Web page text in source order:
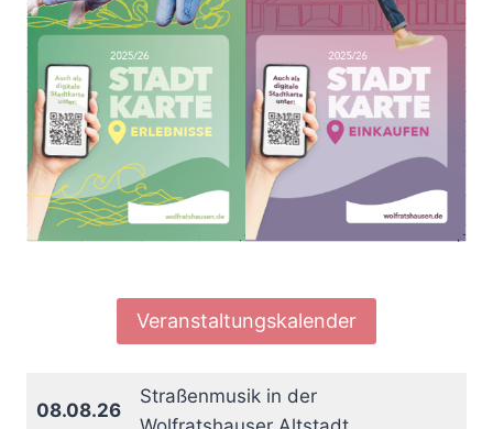
Veranstaltungskalender
08.08.26
Straßenmusik in der